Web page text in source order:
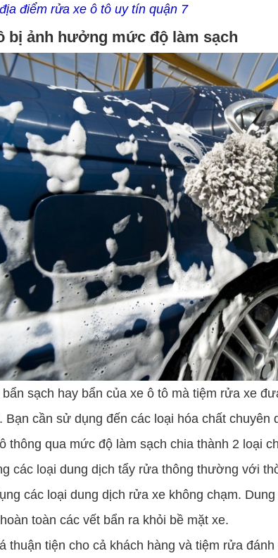
điểm rửa xe ô tô uy tín quận 7
bị ảnh hưởng mức độ làm sạch
sạch hay bẩn của xe ô tô mà tiệm rửa xe
cần sử dụng đến các loại hóa chất chuyên
qua mức độ làm sạch chia thành 2 loại
loại dung dịch tẩy rửa thông thường với
các loại dung dịch rửa xe không chạm.
toàn các vết bẩn ra khỏi bề mặt xe.
tiện cho cả khách hàng và tiệm rửa